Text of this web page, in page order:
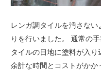
レンガ調タイルを汚さな
りを行いました。 通常の
タイルの目地に塗料が入
余計な時間とコストがか